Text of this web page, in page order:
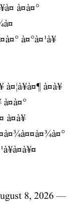
à¤à¤°
à¤°à¤¹à¥
à¤à¥
— Congress (@INCIndia)
8, 2026